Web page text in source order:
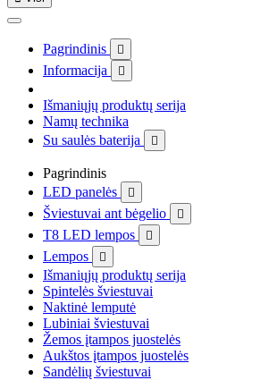
Pagrindinis 
Informacija 
Išmaniųjų produktų serija
Namų technika
Su saulės baterija

Pagrindinis
LED panelės

Šviestuvai ant bėgelio 
T8 LED lempos 
Lempos 
Išmaniųjų produktų serija
Spintelės šviestuvai
Naktinė lemputė
Lubiniai šviestuvai
Žemos įtampos juostelės
Aukštos įtampos juostelės
Sandėlių šviestuvai